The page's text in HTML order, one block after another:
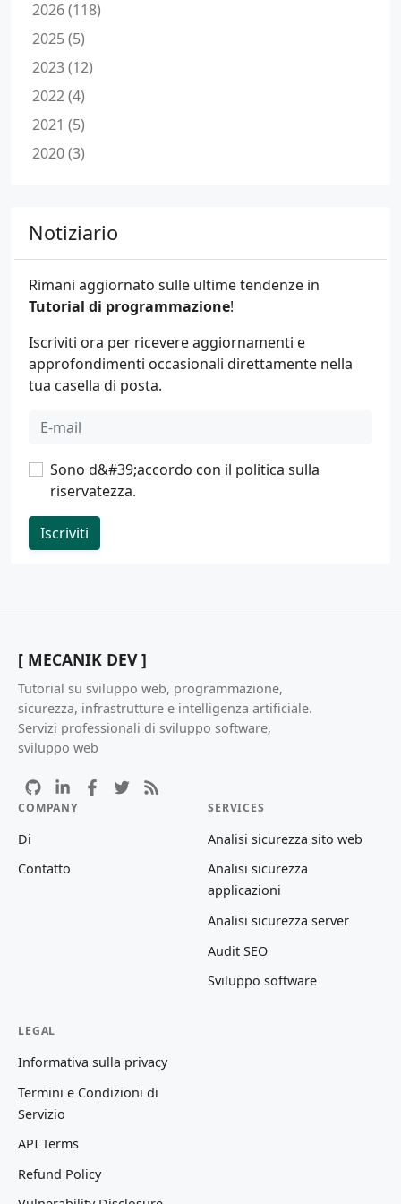
2026 (118)
2025 (5)
2023 (12)
2022 (4)
2021 (5)
2020 (3)
Notiziario
Rimani aggiornato sulle ultime tendenze in
Tutorial di programmazione!
Iscriviti ora per ricevere aggiornamenti e
approfondimenti occasionali direttamente nella
tua casella di posta.
Sono d&#39;accordo con il politica sulla
riservatezza.
Iscriviti
[ MECANIK DEV ]
Tutorial su sviluppo web, programmazione,
sicurezza, infrastrutture e intelligenza artificiale.
Servizi professionali di sviluppo software,
sviluppo web
COMPANY
Di
Contatto
SERVICES
Analisi sicurezza sito web
Analisi sicurezza
applicazioni
Analisi sicurezza server
Audit SEO
Sviluppo software
LEGAL
Informativa sulla privacy
Termini e Condizioni di
Servizio
API Terms
Refund Policy